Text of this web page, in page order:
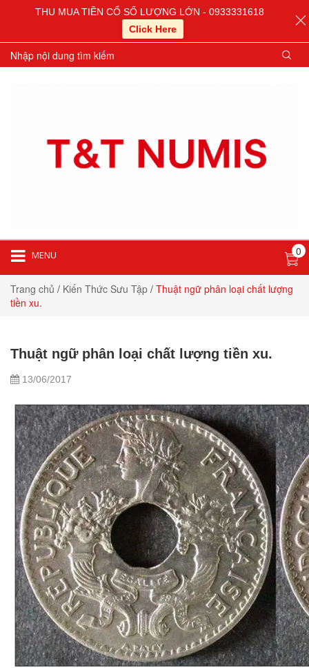
MENU 0
Trang chủ / Kiến Thức Sưu Tập / Thuật ngữ phân loại chất lượng
tiền xu.
Thuật ngữ phân loại chất lượng tiền xu.
13/06/2017
THU MUA TIỀN CỔ SỐ LƯỢNG LỚN - 0933331618
Click Here